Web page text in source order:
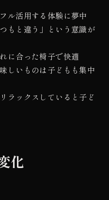
ル活用する体験に夢中
もと違う」という意識が
に合った椅子で快適
しいものは子どもも集中
ラックスしていると子ど
化